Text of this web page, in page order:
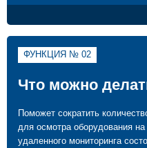
ФУНКЦИЯ № 02
Что можно
Поможет сократить
для осмотра оборудования
удаленного мониторинга